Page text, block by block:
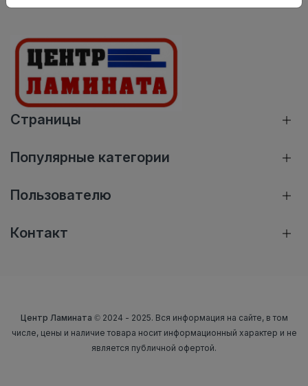
Страницы
Популярные категории
Пользователю
Контакт
Центр Ламината © 2024 - 2025. Вся информация на сайте, в том
числе, цены и наличие товара носит информационный характер и не
является публичной офертой.